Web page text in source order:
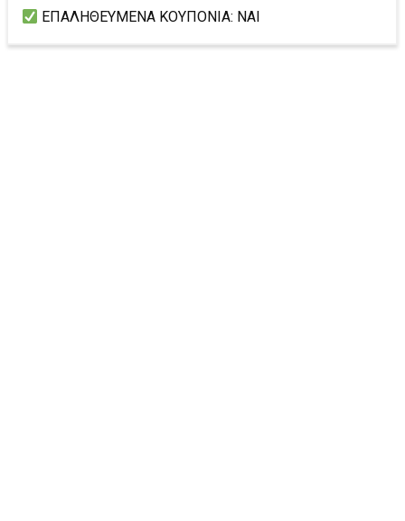
ΕΠΑΛΗΘΕΥΜΕΝΑ ΚΟΥΠΟΝΙΑ: ΝΑΙ